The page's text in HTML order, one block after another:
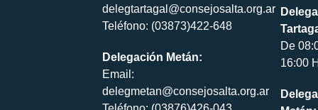
delegtartagal@consejosalta.org.ar
Teléfono: (03873)422-648
Delegación Metán:
Email:
delegmetan@consejosalta.org.ar
De
16:00